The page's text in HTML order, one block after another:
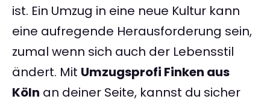
ist. Ein Umzug in eine neue Kultur kann
eine aufregende Herausforderung sein,
zumal wenn sich auch der Lebensstil
ändert. Mit Umzugsprofi Finken aus
Köln an deiner Seite, kannst du sicher